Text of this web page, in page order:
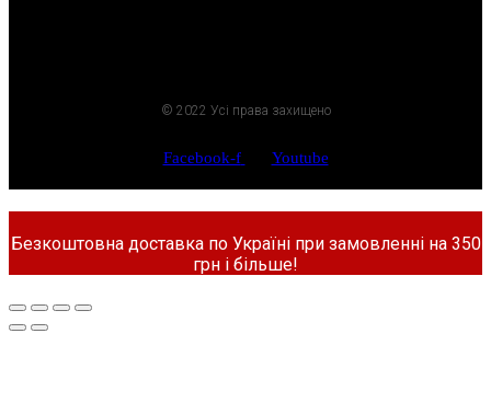
© 2022 Усі права захищено
Facebook-f Youtube
Безкоштовна доставка по Україні при замовленні на 350
грн і більше!